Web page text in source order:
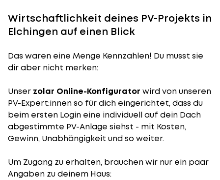
Wirtschaftlichkeit deines PV-Projekts in
Elchingen auf einen Blick
Das waren eine Menge Kennzahlen! Du musst sie
dir aber nicht merken:
Unser zolar Online-Konfigurator wird von unseren
PV-Expert:innen so für dich eingerichtet, dass du
beim ersten Login eine individuell auf dein Dach
abgestimmte PV-Anlage siehst - mit Kosten,
Gewinn, Unabhängigkeit und so weiter.
Um Zugang zu erhalten, brauchen wir nur ein paar
Angaben zu deinem Haus: